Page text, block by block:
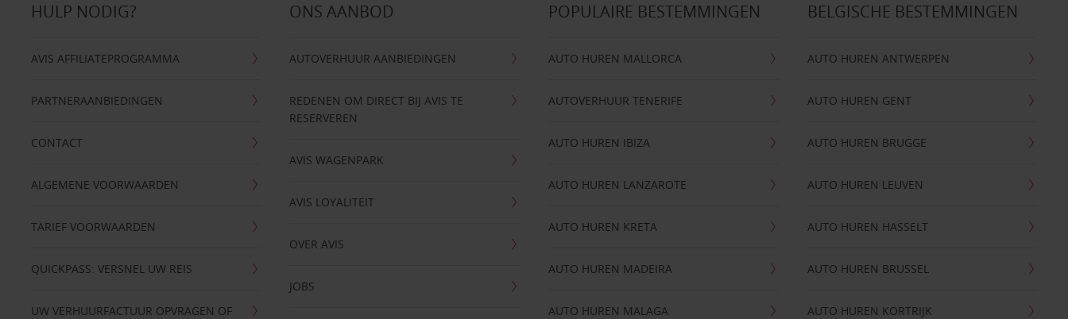
HULP NODIG?
AVIS AFFILIATEPROGRAMMA
PARTNERAANBIEDINGEN
CONTACT
ALGEMENE VOORWAARDEN
TARIEF VOORWAARDEN
QUICKPASS: VERSNEL UW REIS
UW VERHUURFACTUUR OPVRAGEN OF
ONS AANBOD
AUTOVERHUUR AANBIEDINGEN
REDENEN OM DIRECT BIJ AVIS TE
RESERVEREN
AVIS WAGENPARK
AVIS LOYALITEIT
OVER AVIS
JOBS
POPULAIRE BESTEMMINGEN
AUTO HUREN MALLORCA
AUTOVERHUUR TENERIFE
AUTO HUREN IBIZA
AUTO HUREN LANZAROTE
AUTO HUREN KRETA
AUTO HUREN MADEIRA
AUTO HUREN MALAGA
BELGISCHE BESTEMMINGEN
AUTO HUREN ANTWERPEN
AUTO HUREN GENT
AUTO HUREN BRUGGE
AUTO HUREN LEUVEN
AUTO HUREN HASSELT
AUTO HUREN BRUSSEL
AUTO HUREN KORTRIJK